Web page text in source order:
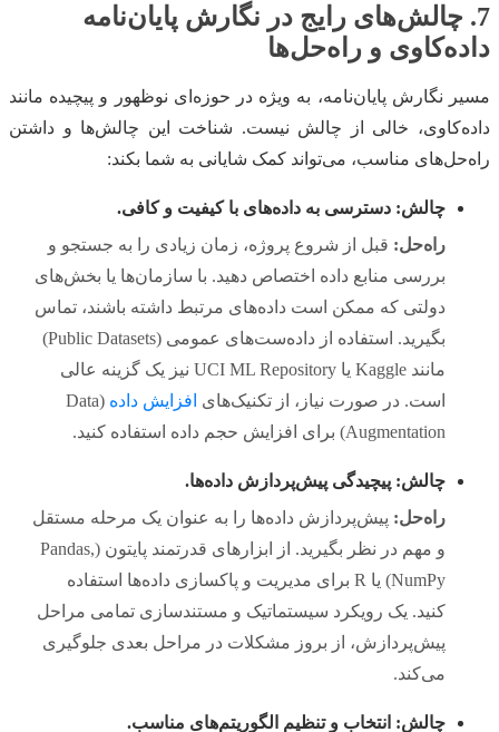
7. چالش‌های رایج در نگارش پایان‌نامه
داده‌کاوی و راه‌حل‌ها
مسیر نگارش پایان‌نامه، به ویژه در حوزه‌ای نوظهور و پیچیده مانند
داده‌کاوی، خالی از چالش نیست. شناخت این چالش‌ها و داشتن
راه‌حل‌های مناسب، می‌تواند کمک شایانی به شما بکند:
چالش: دسترسی به داده‌های با کیفیت و کافی.
راه‌حل: قبل از شروع پروژه، زمان زیادی را به جستجو و
بررسی منابع داده اختصاص دهید. با سازمان‌ها یا بخش‌های
دولتی که ممکن است داده‌های مرتبط داشته باشند، تماس
بگیرید. استفاده از داده‌ست‌های عمومی (Public Datasets)
مانند Kaggle یا UCI ML Repository نیز یک گزینه عالی
است. در صورت نیاز، از تکنیک‌های افزایش داده
(Data
Augmentation) برای افزایش حجم داده استفاده کنید.
چالش: پیچیدگی پیش‌پردازش داده‌ها.
راه‌حل: پیش‌پردازش داده‌ها را به عنوان یک مرحله مستقل
و مهم در نظر بگیرید. از ابزارهای قدرتمند پایتون (Pandas,
NumPy) یا R برای مدیریت و پاکسازی داده‌ها استفاده
کنید. یک رویکرد سیستماتیک و مستندسازی تمامی مراحل
پیش‌پردازش، از بروز مشکلات در مراحل بعدی جلوگیری
می‌کند.
چالش: انتخاب و تنظیم الگوریتم‌های مناسب.